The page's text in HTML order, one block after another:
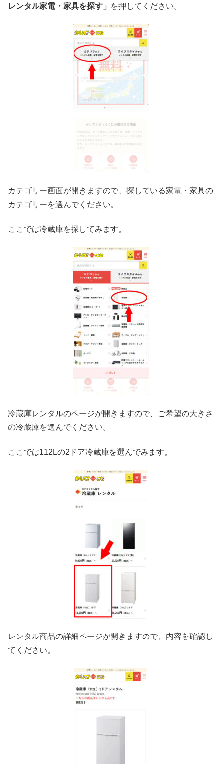
レンタル家電・家具を探す」
を押してください。
カテゴリー画面が開きますので、探している家電・家具の
カテゴリーを選んでください。
ここでは冷蔵庫を探してみます。
冷蔵庫レンタルのページが開きますので、ご希望の大きさ
の冷蔵庫を選んでください。
ここでは112Lの2ドア冷蔵庫を選んでみます。
レンタル商品の詳細ページが開きますので、内容を確認し
てください。